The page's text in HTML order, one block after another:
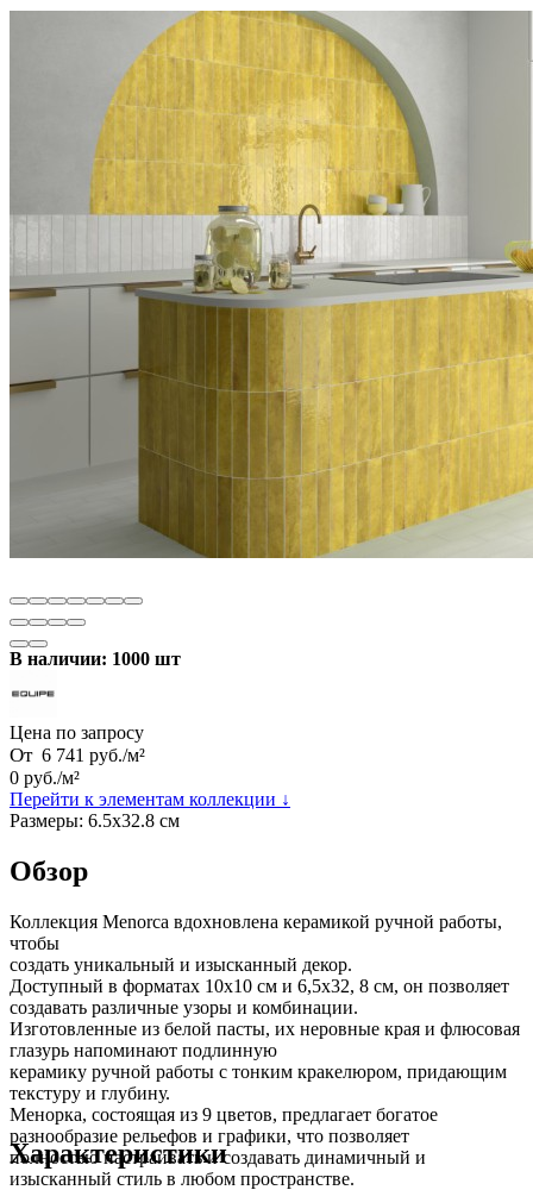
В наличии: 1000 шт
Цена по запросу
От 6 741 руб./м²
0 руб./м²
Перейти к элементам коллекции ↓
Размеры: 6.5х32.8 см
Обзор
Коллекция Menorca вдохновлена керамикой ручной работы,
чтобы
создать уникальный и изысканный декор.
Доступный в форматах 10x10 см и 6,5x32, 8 см, он позволяет
создавать различные узоры и комбинации.
Изготовленные из белой пасты, их неровные края и флюсовая
глазурь напоминают подлинную
керамику ручной работы с тонким кракелюром, придающим
текстуру и глубину.
Менорка, состоящая из 9 цветов, предлагает богатое
разнообразие рельефов и графики, что позволяет
полностью настраивать и создавать динамичный и
изысканный стиль в любом пространстве.
Характеристики